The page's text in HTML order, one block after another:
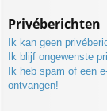
Privéberichten
Ik kan geen
Ik blijf ongewenste
Ik heb spam of een
ontvangen!